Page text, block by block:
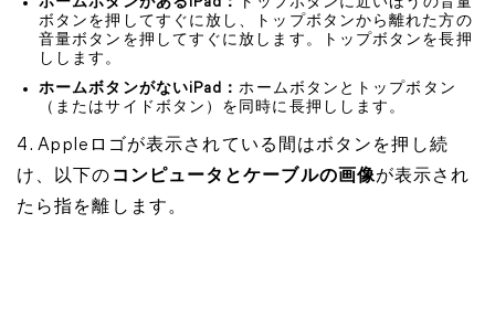
ボタンを押してすぐに放し、トップボタンから離れた方の
音量ボタンを押してすぐに放します。トップボタンを長押
しします。
ホームボタンがないiPad：ホームボタンとトップボタン
（またはサイドボタン）を同時に長押しします。
4. Appleロゴが表示されている間はボタンを押し続
け、以下の コンピュータとケーブルの画像が表示され
たら指を離します。